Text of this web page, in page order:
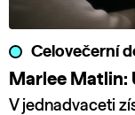
Celovečerní
Marlee Matlin:
V jednadvaceti